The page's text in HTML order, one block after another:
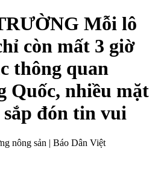
Mỗi lô
còn mất 3 giờ
thông quan
Quốc, nhiều mặt
đón tin vui
nông sản | Báo Dân Việt